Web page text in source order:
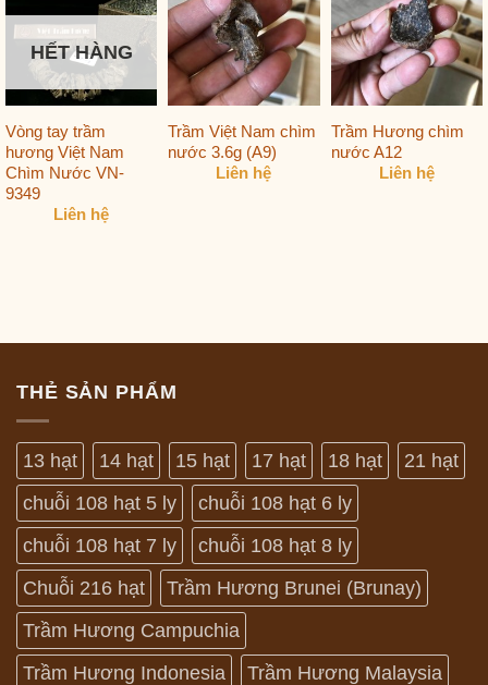
HẾT HÀNG
Vòng tay trầm
hương Việt Nam
Chìm Nước VN-
9349
Liên hệ
Trầm Việt Nam chìm
nước 3.6g (A9)
Liên hệ
Trầm Hương chìm
nước A12
Liên hệ
THẺ SẢN PHẨM
13 hạt 14 hạt 15 hạt 17 hạt 18 hạt
21 hạt
chuỗi 108 hạt 5 ly
chuỗi 108 hạt 6 ly
chuỗi 108 hạt 7 ly
chuỗi 108 hạt 8 ly
Chuỗi 216 hạt
Trầm Hương Brunei (Brunay)
Trầm Hương Campuchia
Trầm Hương Indonesia
Trầm Hương Malaysia